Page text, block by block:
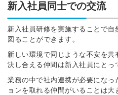
新入社員同士での交流
新入社員研修を実施することで
図ることができます。
新しい環境で同じような不安を
決し合える仲間は新入社員にとっ
業務の中で社内連携が必要になっ
ョンを取れる仲間がいることは大